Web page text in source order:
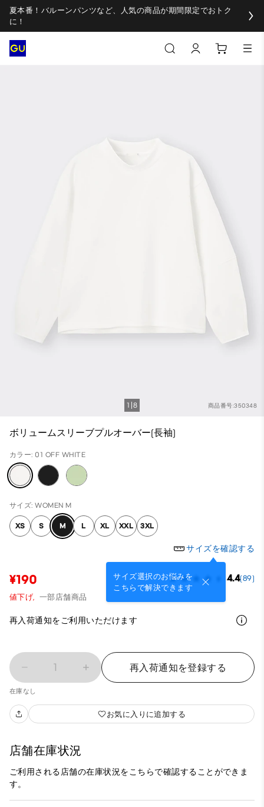
夏本番！バルーンパンツなど、人気の商品が期間限定でおトク
に！
商品番号:350348
1 8
ボリュームスリーブプルオーバー(長袖)
カラー: 01 OFF WHITE
サイズ: WOMEN M
XS S M L XL XXL 3XL
サイズを確認する
サイズ選択のお悩みを
こちらで解決できます
¥190 4.4(89)
値下げ, 一部店舗商品
再入荷通知をご利用いただけます
1 再入荷通知を登録する
在庫なし
お気に入りに追加する
店舗在庫状況
ご利用される店舗の在庫状況をこちらで確認することができま
す。